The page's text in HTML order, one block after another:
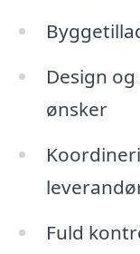
Design
ønsker
Fuld